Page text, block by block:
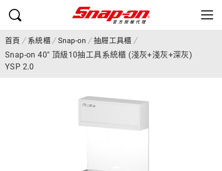
首頁 系統櫃 Snap-on 抽屜工具櫃
Snap-on 40" 頂級10抽工具系統櫃 (淺灰+淺灰+深灰)
YSP 2.0